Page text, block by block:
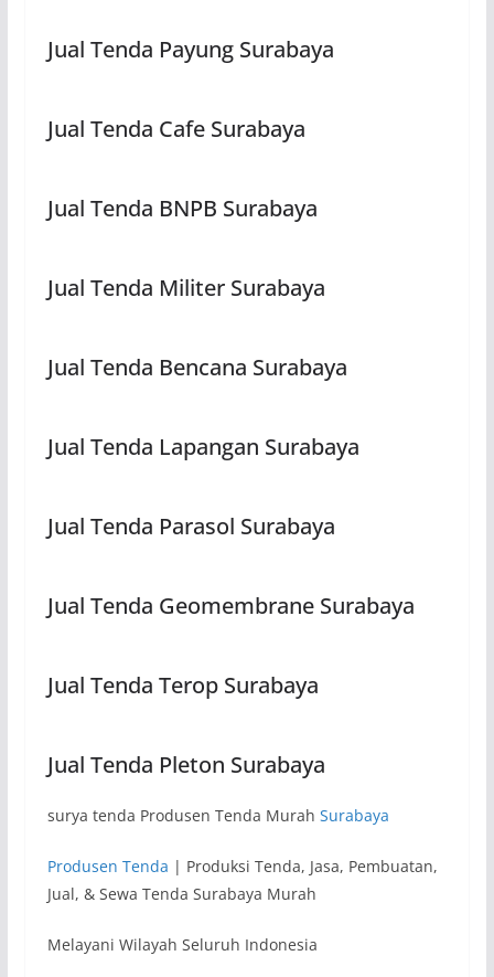
Jual Tenda Payung Surabaya
Jual Tenda Cafe Surabaya
Jual Tenda BNPB Surabaya
Jual Tenda Militer Surabaya
Jual Tenda Bencana Surabaya
Jual Tenda Lapangan Surabaya
Jual Tenda Parasol Surabaya
Jual Tenda Geomembrane Surabaya
Jual Tenda Terop Surabaya
Jual Tenda Pleton Surabaya
surya tenda Produsen Tenda Murah Surabaya
Produsen Tenda | Produksi Tenda, Jasa, Pembuatan,
Jual, & Sewa Tenda Surabaya Murah
Melayani Wilayah Seluruh Indonesia